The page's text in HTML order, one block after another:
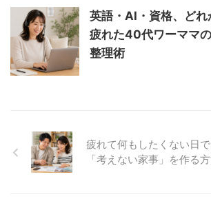
英語・AI・資格、どれ
疲れた40代ワーママ
整理術
疲れて何もしたくない日
「考えない家事」を作る